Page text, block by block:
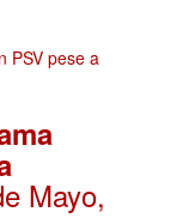
Mayo,